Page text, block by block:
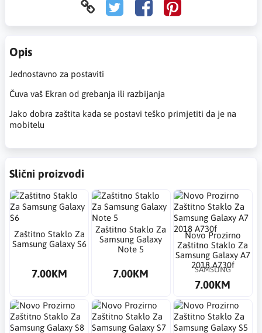
Opis
Jednostavno za postaviti
Čuva vaš Ekran od grebanja ili razbijanja
Jako dobra zaštita kada se postavi teško primjetiti da je na
mobitelu
Slični proizvodi
Zaštitno Staklo Za
Samsung Galaxy S6
7.00KM
Zaštitno Staklo Za
Samsung Galaxy
Note 5
7.00KM
Novo Prozirno
Zaštitno Staklo Za
Samsung Galaxy A7
2018 A730f
SAMSUNG
7.00KM